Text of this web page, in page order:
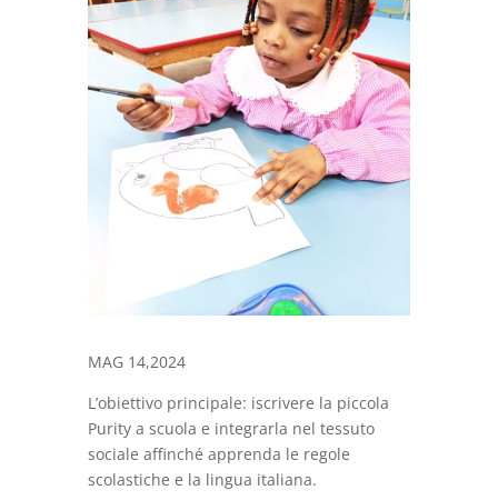
MAG 14,2024
L’obiettivo principale: iscrivere la piccola
Purity a scuola e integrarla nel tessuto
sociale affinché apprenda le regole
scolastiche e la lingua italiana.